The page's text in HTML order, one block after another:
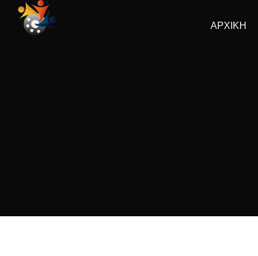
ΑΡΧΙΚΗ